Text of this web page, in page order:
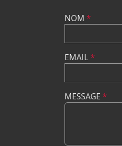
NOM *
EMAIL*
MESSAGE *